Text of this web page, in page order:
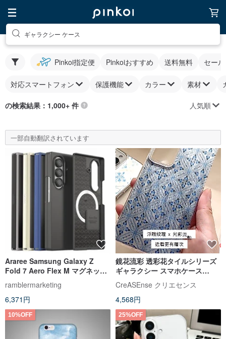
ギャラクシー ケース
Pinkoi指定便 Pinkoiおすすめ 送料無料 セー
対応スマートフォン 保護機能 カラー 素材
の検索結果：1,000+ 件 人気順
一部自動翻訳されています
Araree Samsung Galaxy Z
Fold 7 Aero Flex M マグネット
式 Magsafe ケース
ramblermarketing
6,371円
鏡花流彩 透彩花タイルシリーズ
ギャラクシー スマホケース
CSBT03
CreASEnse クリエセンス
4,568円
10%OFF 25%OFF